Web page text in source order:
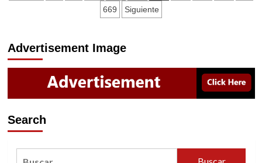
FUERO
CLOUTHIER
669 Siguiente
Advertisement Image
Search